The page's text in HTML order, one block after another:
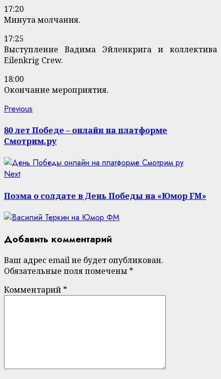
17:20
Минута молчания.
17:25
Выступление Вадима Эйленкрига и коллектива
Eilenkrig Crew.
18:00
Окончание мероприятия.
Continue
Reading
Previous
80 лет Победе – онлайн на платформе
Смотрим.ру
NextNext
Поэма о солдате в День Победы на «Юмор FM»
Добавить комментарий
Ваш адрес email не будет опубликован.
Обязательные поля помечены *
Комментарий *